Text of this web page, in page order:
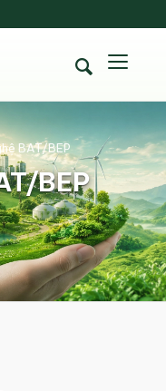
BEP
BAT/BEP